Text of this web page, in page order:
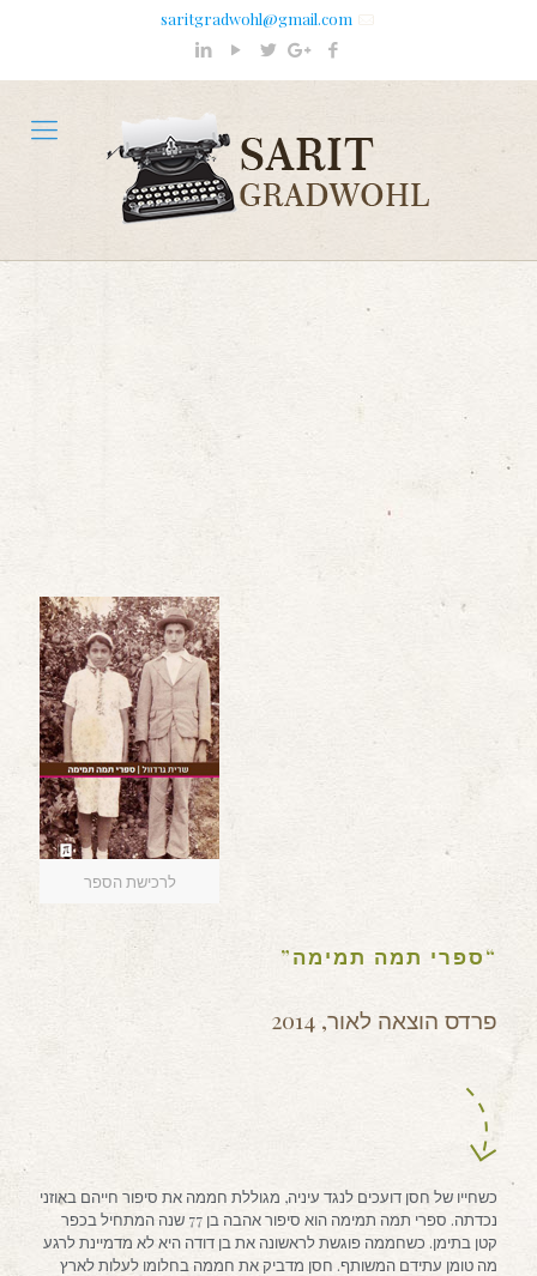
saritgradwohl@gmail.com
לרכישת הספר
“ספרי תמה תמימה”
פרדס הוצאה לאור, 2014
כשחייו של חסן דועכים לנגד עיניה, מגוללת חממה את סיפור חייהם באוזני
נכדתה. ספרי תמה תמימה הוא סיפור אהבה בן 77 שנה המתחיל בכפר
קטן בתימן. כשחממה פוגשת לראשונה את בן דודה היא לא מדמיינת לרגע
מה טומן עתידם המשותף. חסן מדביק את חממה בחלומו לעלות לארץ